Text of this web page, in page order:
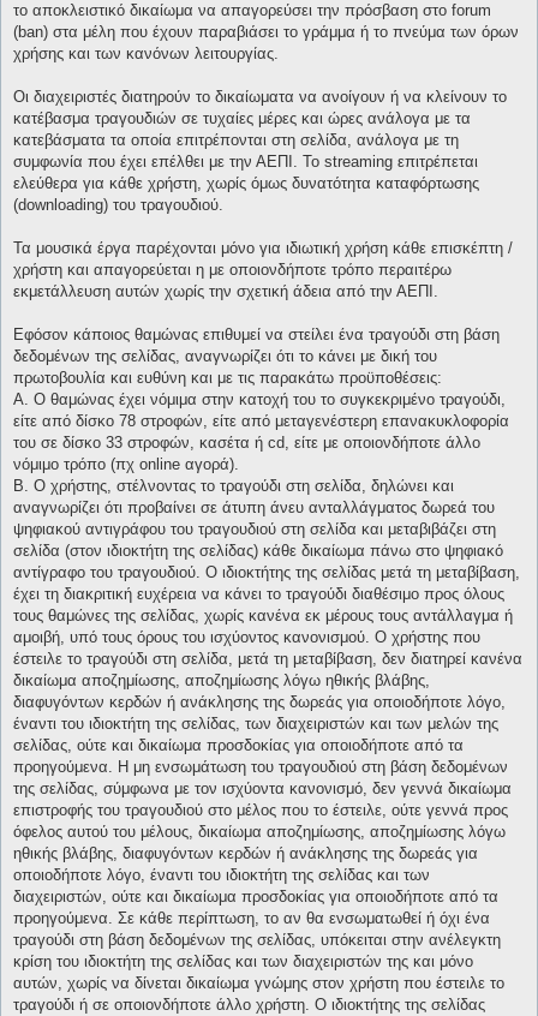
το αποκλειστικό δικαίωμα να απαγορεύσει την πρόσβαση στο forum
(ban) στα μέλη που έχουν παραβιάσει το γράμμα ή το πνεύμα των όρων
χρήσης και των κανόνων λειτουργίας.
Οι διαχειριστές διατηρούν το δικαίωματα να ανοίγουν ή να κλείνουν το
κατέβασμα τραγουδιών σε τυχαίες μέρες και ώρες ανάλογα με τα
κατεβάσματα τα οποία επιτρέπονται στη σελίδα, ανάλογα με τη
συμφωνία που έχει επέλθει με την ΑΕΠΙ. Το streaming επιτρέπεται
ελεύθερα για κάθε χρήστη, χωρίς όμως δυνατότητα καταφόρτωσης
(downloading) του τραγουδιού.
Τα μουσικά έργα παρέχονται μόνο για ιδιωτική χρήση κάθε επισκέπτη /
χρήστη και απαγορεύεται η με οποιονδήποτε τρόπο περαιτέρω
εκμετάλλευση αυτών χωρίς την σχετική άδεια από την ΑΕΠΙ.
Εφόσον κάποιος θαμώνας επιθυμεί να στείλει ένα τραγούδι στη βάση
δεδομένων της σελίδας, αναγνωρίζει ότι το κάνει με δική του
πρωτοβουλία και ευθύνη και με τις παρακάτω προϋποθέσεις:
Α. Ο θαμώνας έχει νόμιμα στην κατοχή του το συγκεκριμένο τραγούδι,
είτε από δίσκο 78 στροφών, είτε από μεταγενέστερη επανακυκλοφορία
του σε δίσκο 33 στροφών, κασέτα ή cd, είτε με οποιονδήποτε άλλο
νόμιμο τρόπο (πχ online αγορά).
Β. Ο χρήστης, στέλνοντας το τραγούδι στη σελίδα, δηλώνει και
αναγνωρίζει ότι προβαίνει σε άτυπη άνευ ανταλλάγματος δωρεά του
ψηφιακού αντιγράφου του τραγουδιού στη σελίδα και μεταβιβάζει στη
σελίδα (στον ιδιοκτήτη της σελίδας) κάθε δικαίωμα πάνω στο ψηφιακό
αντίγραφο του τραγουδιού. Ο ιδιοκτήτης της σελίδας μετά τη μεταβίβαση,
έχει τη διακριτική ευχέρεια να κάνει το τραγούδι διαθέσιμο προς όλους
τους θαμώνες της σελίδας, χωρίς κανένα εκ μέρους τους αντάλλαγμα ή
αμοιβή, υπό τους όρους του ισχύοντος κανονισμού. Ο χρήστης που
έστειλε το τραγούδι στη σελίδα, μετά τη μεταβίβαση, δεν διατηρεί κανένα
δικαίωμα αποζημίωσης, αποζημίωσης λόγω ηθικής βλάβης,
διαφυγόντων κερδών ή ανάκλησης της δωρεάς για οποιοδήποτε λόγο,
έναντι του ιδιοκτήτη της σελίδας, των διαχειριστών και των μελών της
σελίδας, ούτε και δικαίωμα προσδοκίας για οποιοδήποτε από τα
προηγούμενα. Η μη ενσωμάτωση του τραγουδιού στη βάση δεδομένων
της σελίδας, σύμφωνα με τον ισχύοντα κανονισμό, δεν γεννά δικαίωμα
επιστροφής του τραγουδιού στο μέλος που το έστειλε, ούτε γεννά προς
όφελος αυτού του μέλους, δικαίωμα αποζημίωσης, αποζημίωσης λόγω
ηθικής βλάβης, διαφυγόντων κερδών ή ανάκλησης της δωρεάς για
οποιοδήποτε λόγο, έναντι του ιδιοκτήτη της σελίδας και των
διαχειριστών, ούτε και δικαίωμα προσδοκίας για οποιοδήποτε από τα
προηγούμενα. Σε κάθε περίπτωση, το αν θα ενσωματωθεί ή όχι ένα
τραγούδι στη βάση δεδομένων της σελίδας, υπόκειται στην ανέλεγκτη
κρίση του ιδιοκτήτη της σελίδας και των διαχειριστών της και μόνο
αυτών, χωρίς να δίνεται δικαίωμα γνώμης στον χρήστη που έστειλε το
τραγούδι ή σε οποιονδήποτε άλλο χρήστη. Ο ιδιοκτήτης της σελίδας